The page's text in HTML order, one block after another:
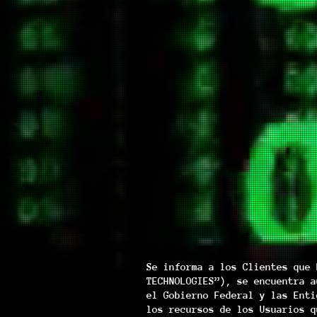
Se informa a los Clientes que
TECHNOLOGIES”), se
el Gobierno Federal y las
los recursos de los Usuarios